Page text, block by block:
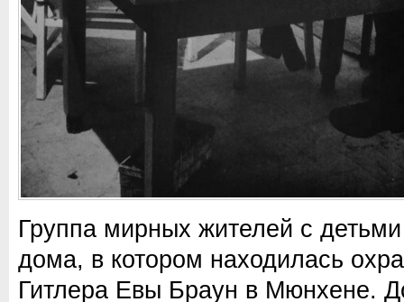
Группа мирных жителей с
дома, в котором находилась
Гитлера Евы Браун в Мюнхене.